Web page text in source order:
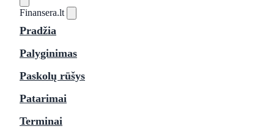
Finansera.lt
Pradžia
Palyginimas
Paskolų rūšys
Patarimai
Terminai